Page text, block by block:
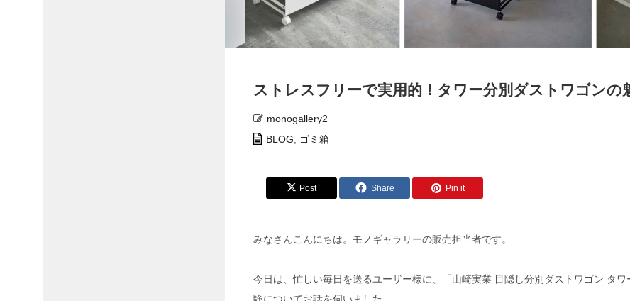
ストレスフリーで実用的！タワー分別ダストワゴンの
monogallery2
BLOG
ゴミ箱
Post Share Pin it
みなさんこんにちは。モノギャラリーの販売担当者です。
今日は、忙しい毎日を送るユーザー様に、「山崎実業 目隠し分別ダストワゴン タ